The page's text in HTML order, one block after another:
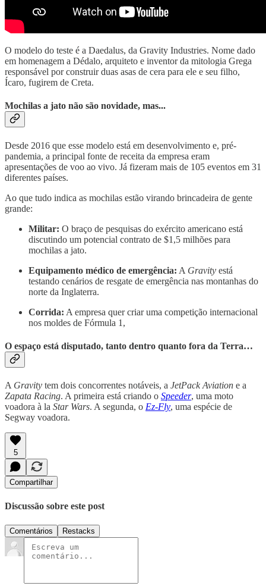
O modelo do teste é a Daedalus, da Gravity Industries. Nome dado
em homenagem a Dédalo, arquiteto e inventor da mitologia Grega
responsável por construir duas asas de cera para ele e seu filho,
Ícaro, fugirem de Creta.
Mochilas a jato não são novidade, mas...
Desde 2016 que esse modelo está em desenvolvimento e, pré-
pandemia, a principal fonte de receita da empresa eram
apresentações de voo ao vivo. Já fizeram mais de 105 eventos em 31
diferentes países.
Ao que tudo indica as mochilas estão virando brincadeira de gente
grande:
Militar: O braço de pesquisas do exército americano está
discutindo um potencial contrato de $1,5 milhões para
mochilas a jato.
Equipamento médico de emergência: A Gravity está
testando cenários de resgate de emergência nas montanhas do
norte da Inglaterra.
Corrida: A empresa quer criar uma competição internacional
nos moldes de Fórmula 1,
O espaço está disputado, tanto dentro quanto fora da Terra…
A Gravity tem dois concorrentes notáveis, a JetPack Aviation e a
Zapata Racing. A primeira está criando o Speeder, uma moto
voadora à la Star Wars. A segunda, o Ez-Fly, uma espécie de
Segway voadora.
5
Compartilhar
Discussão sobre este post
Comentários Restacks